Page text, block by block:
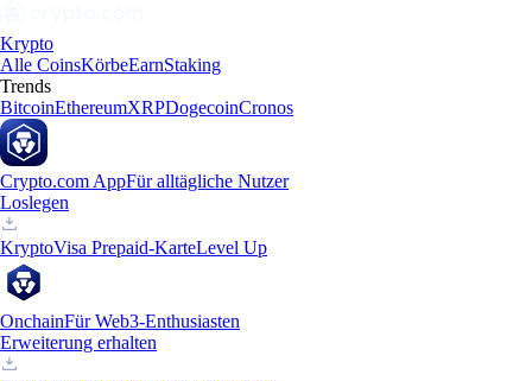
Krypto
Alle CoinsKörbeEarnStaking
Trends
BitcoinEthereumXRPDogecoinCronos
Crypto.com AppFür alltägliche Nutzer
Loslegen
KryptoVisa Prepaid-KarteLevel Up
OnchainFür Web3-Enthusiasten
Erweiterung erhalten